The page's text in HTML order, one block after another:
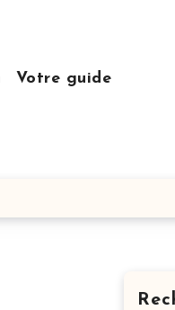
Votre guide